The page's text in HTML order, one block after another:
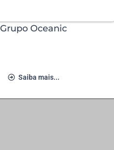
Grupo Oceanic
Saiba mais...